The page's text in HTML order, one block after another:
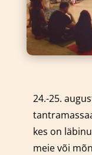
24.-25.
kes on
meie või